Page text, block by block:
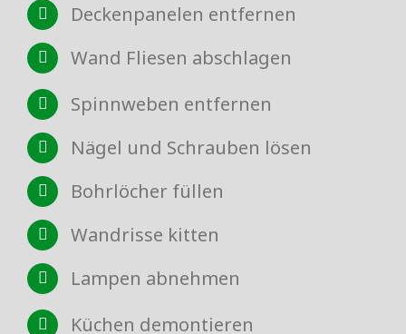
Deckenpanelen entfernen
Wand Fliesen abschlagen
Spinnweben entfernen
Nägel und Schrauben lösen
Bohrlöcher füllen
Wandrisse kitten
Lampen abnehmen
Küchen demontieren